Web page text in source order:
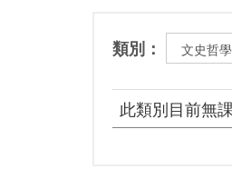
類別：
此類別目前無